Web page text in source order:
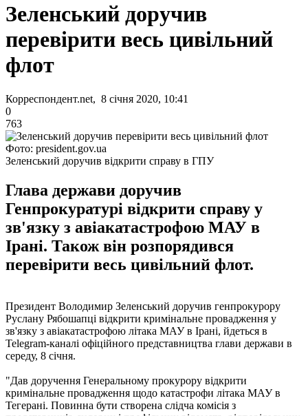
Зеленський доручив
перевірити весь цивільний
флот
Корреспондент.net, 8 січня 2020, 10:41
0
763
Фото: president.gov.ua
Зеленський доручив відкрити справу в ГПУ
Глава держави доручив
Генпрокуратурі відкрити справу у
зв'язку з авіакатастрофою МАУ в
Ірані. Також він розпорядився
перевірити весь цивільний флот.
Президент Володимир Зеленський доручив генпрокурору
Руслану Рябошапці відкрити кримінальне провадження у
зв'язку з авіакатастрофою літака МАУ в Ірані, йдеться в
Telegram-каналі офіційного представництва глави держави в
середу, 8 січня.
"Дав доручення Генеральному прокурору відкрити
кримінальне провадження щодо катастрофи літака МАУ в
Тегерані. Повинна бути створена слідча комісія з